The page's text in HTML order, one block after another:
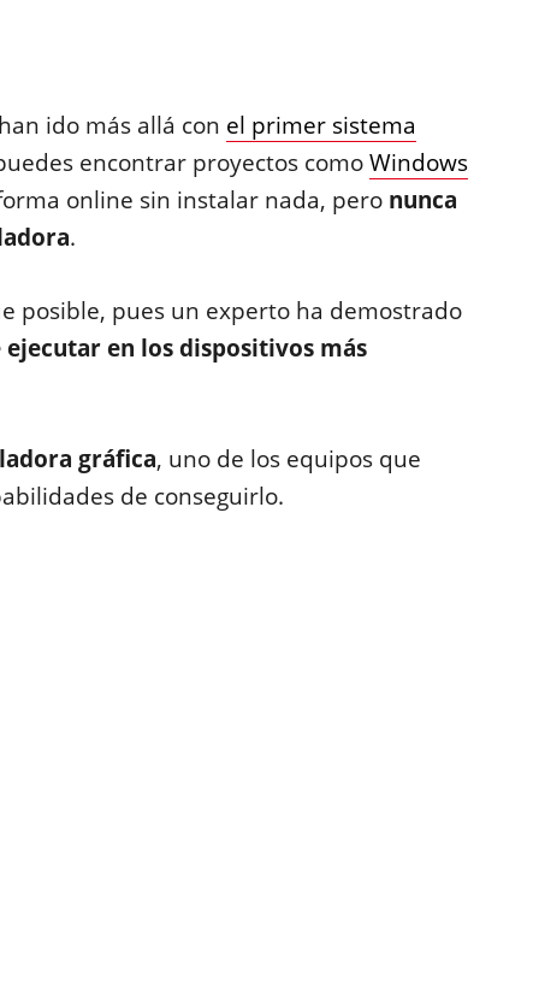
ido más allá con el primer sistema
encontrar proyectos comoWindows
online sin instalar nada, pero nunca
.
posible, pues un experto ha demostrado
ejecutar en los dispositivos más
gráfica, uno de los equipos que
de conseguirlo.